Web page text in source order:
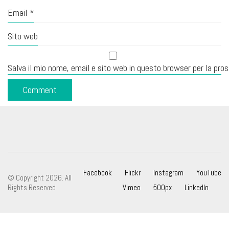
Email *
Sito web
Salva il mio nome, email e sito web in questo browser per la
Facebook Flickr Instagram
YouTube
Vimeo
500px LinkedIn
© Copyright 2026. All
Rights Reserved